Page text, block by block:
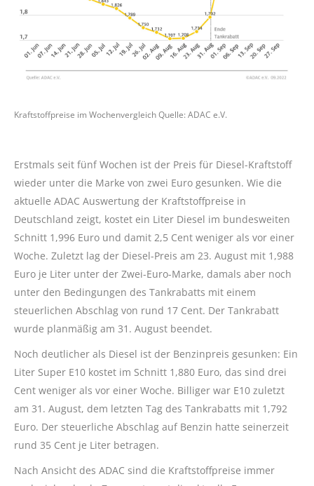
Kraftstoffpreise im Wochenvergleich Quelle: ADAC e.V.
Erstmals seit fünf Wochen ist der Preis für Diesel-Kraftstoff
wieder unter die Marke von zwei Euro gesunken. Wie die
aktuelle ADAC Auswertung der Kraftstoffpreise in
Deutschland zeigt, kostet ein Liter Diesel im bundesweiten
Schnitt 1,996 Euro und damit 2,5 Cent weniger als vor einer
Woche. Zuletzt lag der Diesel-Preis am 23. August mit 1,988
Euro je Liter unter der Zwei-Euro-Marke, damals aber noch
unter den Bedingungen des Tankrabatts mit einem
steuerlichen Abschlag von rund 17 Cent. Der Tankrabatt
wurde planmäßig am 31. August beendet.
Noch deutlicher als Diesel ist der Benzinpreis gesunken: Ein
Liter Super E10 kostet im Schnitt 1,880 Euro, das sind drei
Cent weniger als vor einer Woche. Billiger war E10 zuletzt
am 31. August, dem letzten Tag des Tankrabatts mit 1,792
Euro. Der steuerliche Abschlag auf Benzin hatte seinerzeit
rund 35 Cent je Liter betragen.
Nach Ansicht des ADAC sind die Kraftstoffpreise immer